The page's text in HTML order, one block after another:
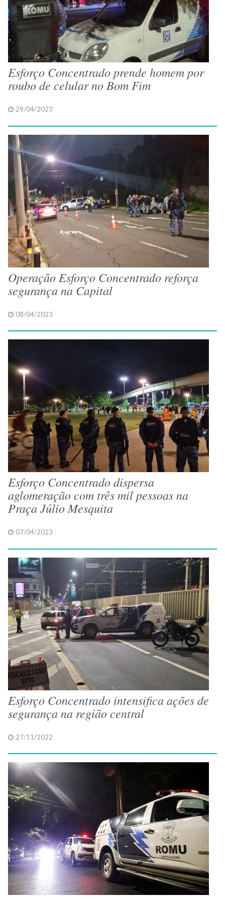
Esforço Concentrado prende homem por
roubo de celular no Bom Fim
29/04/2023
Operação Esforço Concentrado reforça
segurança na Capital
08/04/2023
Esforço Concentrado dispersa
aglomeração com três mil pessoas na
Praça Júlio Mesquita
07/04/2023
Esforço Concentrado intensifica ações de
segurança na região central
27/11/2022